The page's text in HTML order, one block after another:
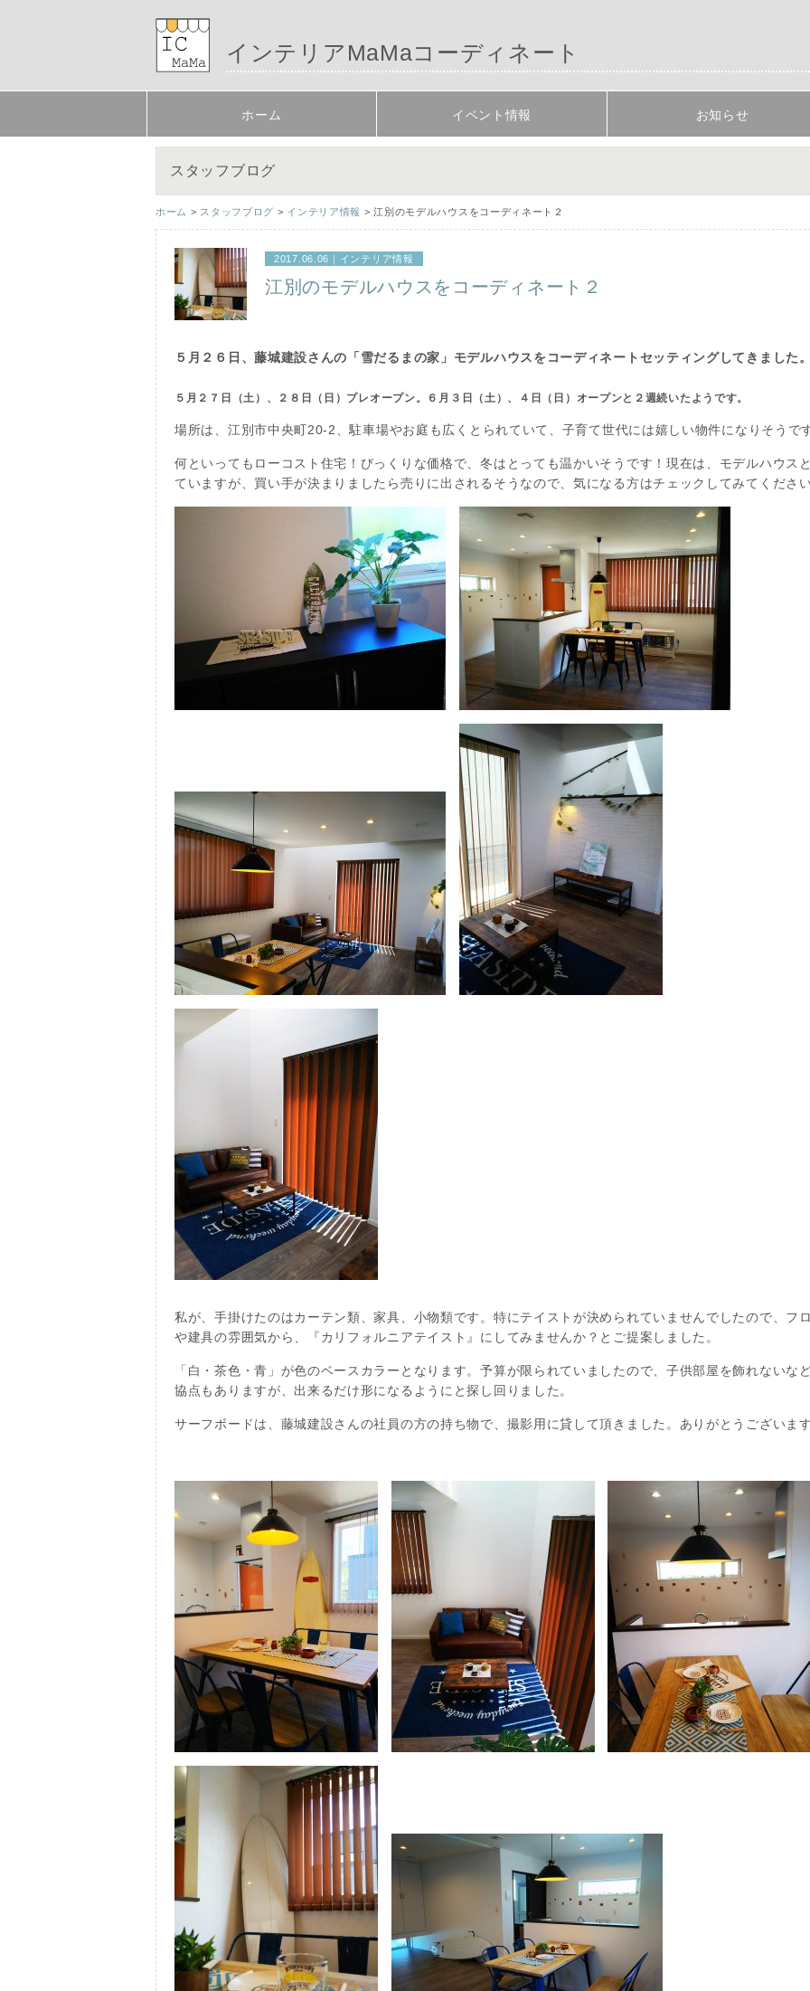
インテリアMaMaコーディネート
ホーム イベント情報 お知らせ
スタッフブログ
ホーム > スタッフブログ > インテリア情報 > 江別のモデルハウスをコーディネート２
2017.06.06｜ インテリア情報
江別のモデルハウスをコーディネート２
５月２６日、藤城建設さんの「雪だるまの家」モデルハウスをコーディネートセッティングしてきました。
５月２７日（土）、２８日（日）プレオープン。６月３日（土）、４日（日）オープンと２週続いたようです。
場所は、江別市中央町20-2、駐車場やお庭も広くとられていて、子育て世代には嬉しい物件になりそうです
何といってもローコスト住宅！びっくりな価格で、冬はとっても温かいそうです！現在は、モデルハウス
ていますが、買い手が決まりましたら売りに出されるそうなので、気になる方はチェックしてみてください
私が、手掛けたのはカーテン類、家具、小物類です。特にテイストが決められていませんでしたので、フ
や建具の雰囲気から、『カリフォルニアテイスト』にしてみませんか？とご提案しました。
「白・茶色・青」が色のベースカラーとなります。予算が限られていましたので、子供部屋を飾れないな
協点もありますが、出来るだけ形になるようにと探し回りました。
サーフボードは、藤城建設さんの社員の方の持ち物で、撮影用に貸して頂きました。ありがとうございます